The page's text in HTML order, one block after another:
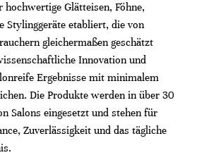
Glätteisen, Föhne,
Stylinggeräte etabliert, die von
gleichermaßen geschätzt
Innovation und
Ergebnisse mit minimalem
Die Produkte werden in über 30
Salons eingesetzt und stehen für
Zuverlässigkeit und das tägliche